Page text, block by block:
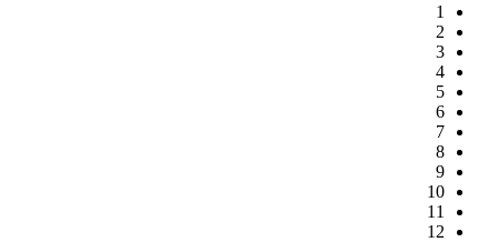
1
2
3
4
5
6
7
8
9
10
11
12